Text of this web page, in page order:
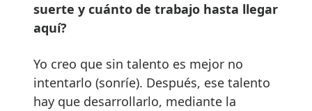
suerte y cuánto de trabajo hasta llegar
aquí?
Yo creo que sin talento es mejor no
intentarlo (sonríe). Después, ese talento
hay que desarrollarlo, mediante la